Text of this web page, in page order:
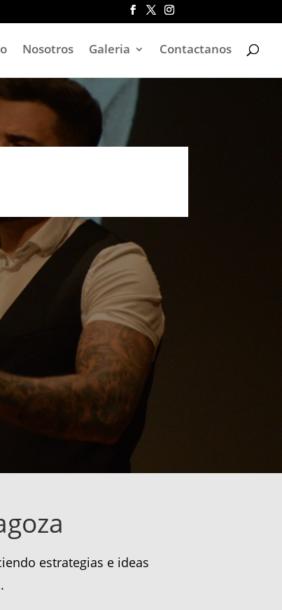
Nosotros Galeria Contactanos
estrategias e ideas